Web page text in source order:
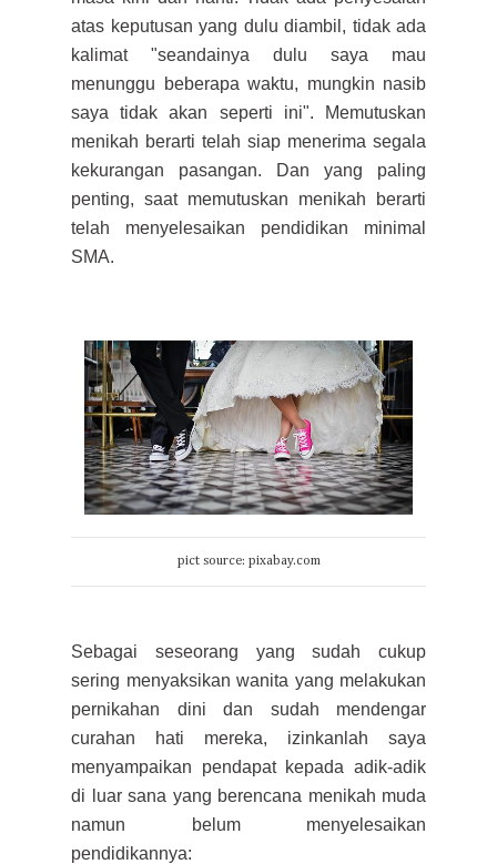
atas keputusan yang dulu diambil, tidak ada
kalimat "seandainya dulu saya mau
menunggu beberapa waktu, mungkin nasib
saya tidak akan seperti ini". Memutuskan
menikah berarti telah siap menerima segala
kekurangan pasangan. Dan yang paling
penting, saat memutuskan menikah berarti
telah menyelesaikan pendidikan minimal
SMA.
pict source: pixabay.com
Sebagai seseorang yang sudah cukup
sering menyaksikan wanita yang melakukan
pernikahan dini dan sudah mendengar
curahan hati mereka, izinkanlah saya
menyampaikan pendapat kepada adik-adik
di luar sana yang berencana menikah muda
namun belum menyelesaikan
pendidikannya: